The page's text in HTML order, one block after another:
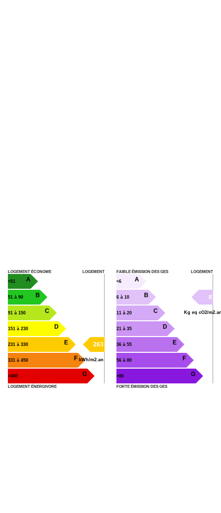
LOGEMENT ÉCONOME LOGEMENT
<51 A
51 à 90 B
91 à 150 C
151 à 230 D
231 à 330 E
331 à 450 F
>450 G
263
kWh/m2.an
LOGEMENT ÉNERGIVORE
FAIBLE ÉMISSION DES GES LOGEMENT
<6 A
6 à 10 B
11 à 20 C
21 à 35 D
36 à 55 E
56 à 80 F
>80 G
8
Kg eq cO2/
FORTE ÉMISSION DES GES